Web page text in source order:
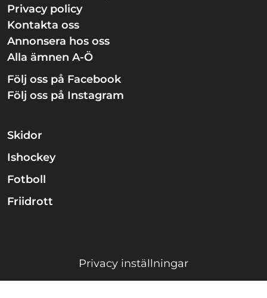
Privacy policy
Kontakta oss
Annonsera hos oss
Alla ämnen A-Ö
Följ oss på Facebook
Följ oss på Instagram
Skidor
Ishockey
Fotboll
Friidrott
Privacy inställningar